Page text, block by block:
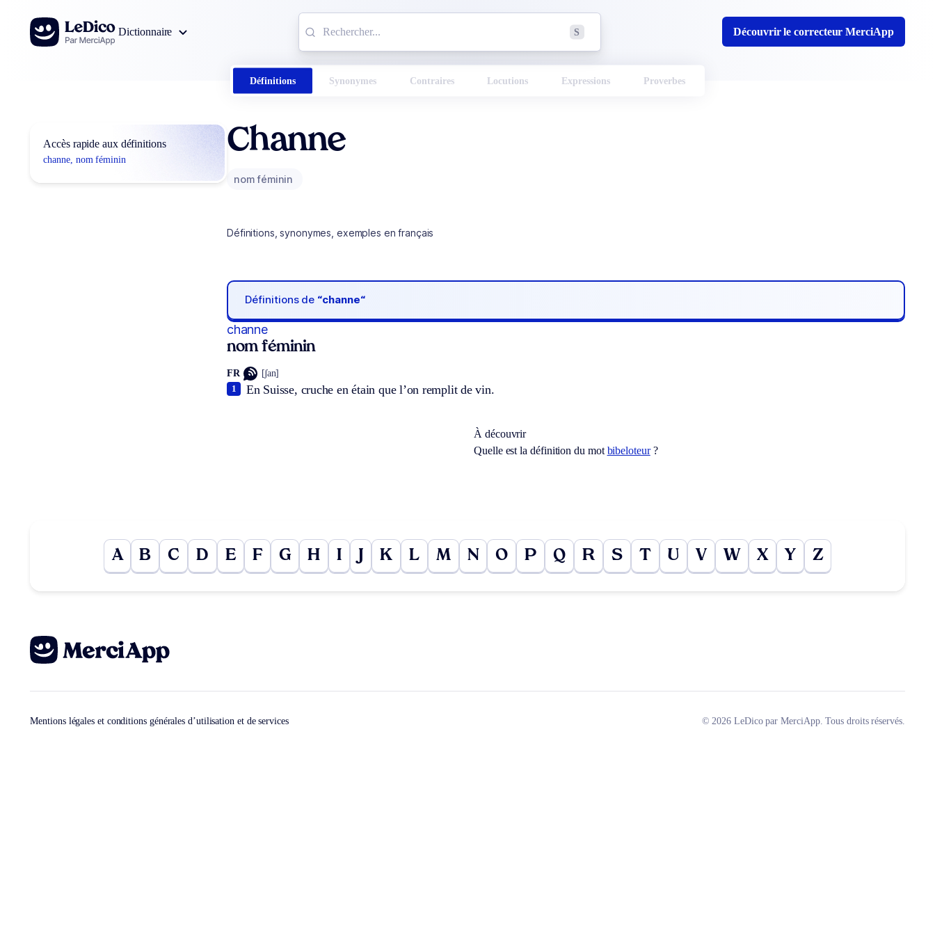
Aller au contenu
Dictionnaire
S Découvrir le correcteur MerciApp
Définitions Synonymes Contraires Locutions Expressions Proverbes
Accès rapide aux définitions
channe, nom féminin
Channe
nom féminin
Définitions, synonymes, exemples en français
Définitions de “channe“
channe
nom féminin
FR [ʃan]
En Suisse, cruche en étain que l’on remplit de vin.
1
À découvrir
Quelle est la définition du mot bibeloteur?
A B C D E F G H I K L M N O P Q R S T U V W X Y Z
Mentions légales et conditions générales d’utilisation et de services © 2026 LeDico par MerciApp. Tous droits réservés.